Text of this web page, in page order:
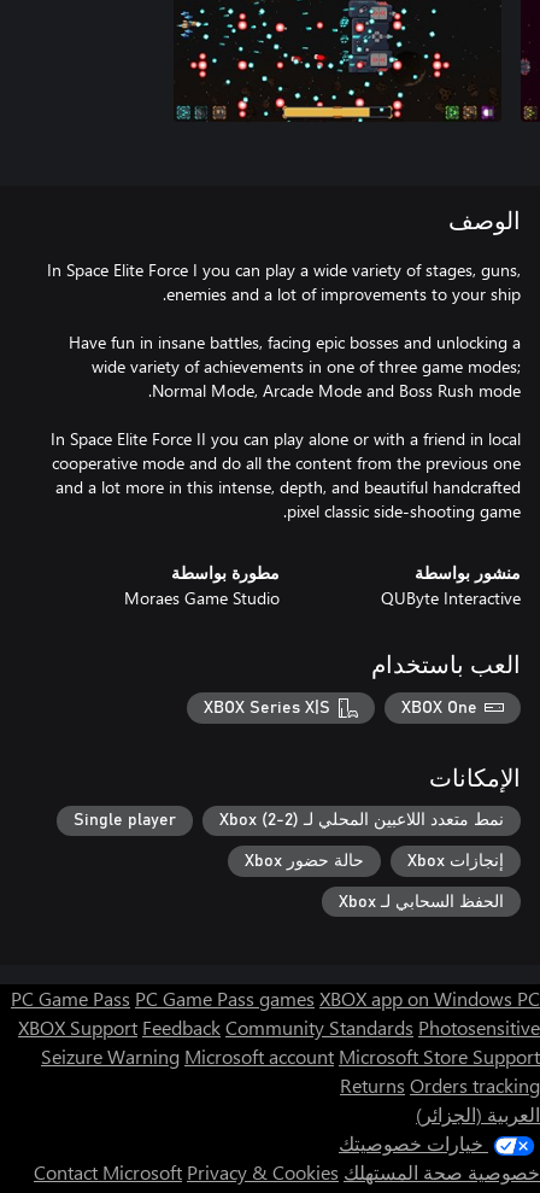
الوصف
In Space Elite Force I you can play a wide variety of stages, guns,
Have fun in insane battles, facing epic bosses and unlocking a
wide variety of achievements in one of three game modes;
In Space Elite Force II you can play alone or with a friend in local
cooperative mode and do all the content from the previous one
and a lot more in this intense, depth, and beautiful handcrafted
pixel classic side-shooting game.
منشور بواسطة
QUByte Interactive
مطورة بواسطة
Moraes Game Studio
العب باستخدام
XBOX One
XBOX Series X|S
الإمكانات
نمط متعدد اللاعبين المحلي لـ Xbox (2-2) Single player
إنجازات Xbox حالة حضور Xbox
الحفظ السحابي لـ Xbox
PC Game Pass PC Game Pass games XBOX app on Windows PC
XBOX Support FeedbackCommunity Standards Photosensitive
Seizure Warning Microsoft account Microsoft Store Support
Returns Orders tracking
العربية (الجزائر)
خيارات خصوصيتك
خصوصية صحة المستهلك
Contact Microsoft Privacy & Cookies